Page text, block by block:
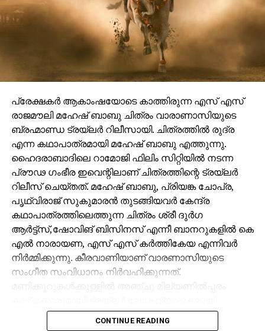
പ്രേക്ഷകർ ആകാംഷയോടെ കാത്തിരുന്ന എസ് എസ്
രാജമൗലി മഹേഷ് ബാബു ചിത്രം വാരാണാസിയുടെ
ബ്രഹ്മാണ്ഡ ട്രയ്ലർ റിലീസായി. ചിത്രത്തിൽ രുദ്ര
എന്ന കഥാപാത്രമായി മഹേഷ് ബാബു എത്തുന്നു.
ഹൈദരാബാദിലെ റാമോജി ഫിലിം സിറ്റിയിൽ നടന്ന
പ്രൗഢ ഗംഭീര ഇവെന്റിലാണ് ചിത്രത്തിന്റെ ട്രയ്ലർ
റിലീസ് ചെയ്തത്. മഹേഷ് ബാബു, പ്രിയങ്ക ചോപ്ര,
പൃഥ്വിരാജ് സുകുമാരൻ തുടങ്ങിയവർ കേന്ദ്ര
കഥാപാത്രത്തിലെത്തുന്ന ചിത്രം ശ്രീ ദുർഗ
ആർട്ട്സ്,ഷോവിങ് ബിസിനസ് എന്നീ ബാനറുകളിൽ കെ
എൽ നാരായണ, എസ് എസ് കർത്തികേയ എന്നിവർ
നിർമ്മിക്കുന്നു. കീരവാണിയാണ് വാരണാസിയുടെ
സംഗീത സംവിധാനം നിർവഹിക്കുന്നത്.
ട്രെൻഡിങ്ങിൽ മുന്നിലാണ്.CONTINUE READING